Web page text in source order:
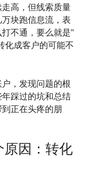
高，但线索质量
块跑信息流，表
不通，要么就是”
化成客户的可能不
，发现问题的根
踩过的坑和总结
正在头疼的朋
原因：转化